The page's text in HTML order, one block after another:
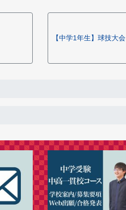
【中学1年生】球技大会